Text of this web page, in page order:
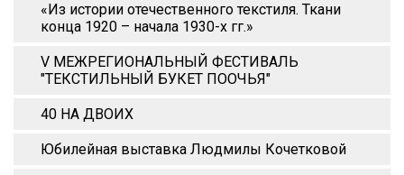
«Из истории отечественного текстиля. Ткани
конца 1920 – начала 1930-х гг.»
V МЕЖРЕГИОНАЛЬНЫЙ ФЕСТИВАЛЬ
"ТЕКСТИЛЬНЫЙ БУКЕТ ПООЧЬЯ"
40 НА ДВОИХ
Юбилейная выставка Людмилы Кочетковой